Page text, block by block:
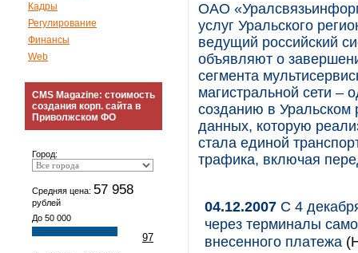
Кадры
Регулирование
Финансы
Web
CMS Magazine: стоимость
создания корп. сайта в
Приволжском ФО
Город:
Средняя цена: 57 958
рублей
До 50 000
97
ОАО
услуг Уральского
ведущий российский
объявляют о
сегмента
магистральной сети –
созданию в Уральском
данных, которую
стала единой
трафика, включая
04.12.2007 С 4
через терминалы
внесенного платежа